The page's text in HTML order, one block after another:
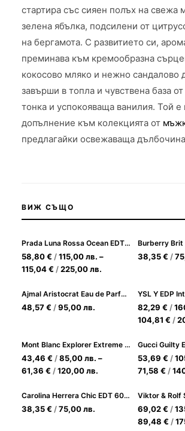
стартира със сияен полъх на свежа
зелена ябълка, подсилени от
на бергамота. С развитието си,
преминава към кремообразна
кокосово мляко и нежно сандалово
завърши в топла и чувствена база
тонка и успокояваща ванилия. Той е
допълнение към колекцията от
предлагайки освежаваща
ВИЖ СЪЩО
Prada Luna Rossa Ocean EDT - свеж и енергичен аромат за мъже
58,80€ /115,00лв. –
115,04€ /225,00лв.
38,35€ /
Ajmal Aristocrat Eau de Parfum за мъже 75 ml
48,57€ /95,00лв. 82,29 € /
104,81 € /
Mont Blanc Explorer Extreme Parfum Парфюм за Мъже
43,46 € /85,00лв. –
61,36 € /120,00лв.
53,69 € /
71,58 € /
Carolina Herrera Chic EDT 60ml за Мъже
38,35€ /75,00лв. 69,02€ /
89,48 € /